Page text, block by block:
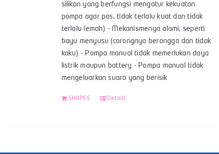
silikon yang berfungsi mengatur kekuatan
pompa agar pas, tidak terlalu kuat dan tidak
terlalu lemah) - Mekanismenya alami, seperti
bayu menyusu (corongnya berongga dan tidak
kaku) - Pompa manual tidak memerlukan daya
listrik maupun battery - Pompa manual tidak
mengeluarkan suara yang berisik
SHOPEE Details